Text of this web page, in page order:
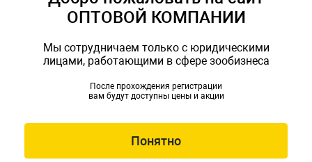
50см. Коралловый
в рулоне)
Фон двухсторонний 50см.
(до 15м в рулоне)
Артикул: 9084-9085(50)
ОПТОВОЙ КОМПАНИИ
Мы сотрудничаем только с юридическими
лицами, работающими в сфере зообизнеса
После прохождения регистрации
вам будут доступны цены и акции
Понятно